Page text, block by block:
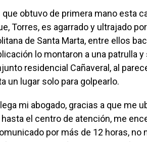
que obtuvo de primera mano esta
Torres, es agarrado y ultrajado
de Santa Marta, entre ellos
lo montaron a una patrulla
residencial Cañaveral, al
un lugar solo para golpearlo.
mi abogado, gracias a que me
el centro de atención, me
por más de 12 horas, no